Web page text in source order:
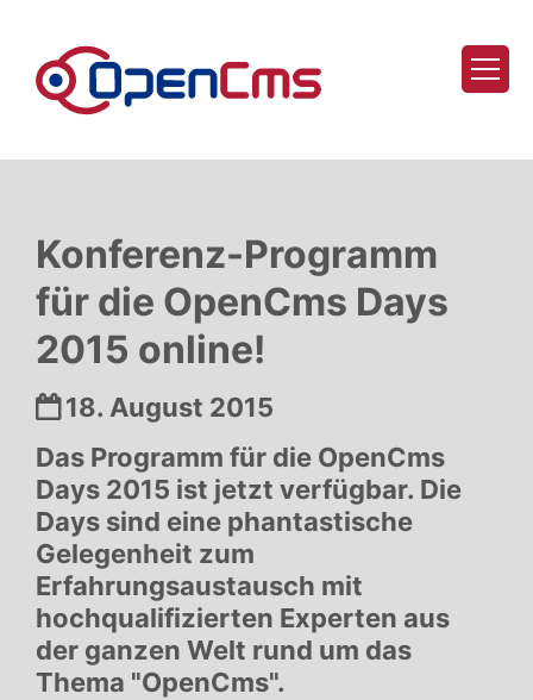
Konferenz-Programm
für die OpenCms Days
2015 online!
Datum:
18. August 2015
Das Programm für die OpenCms
Days 2015 ist jetzt verfügbar. Die
Days sind eine phantastische
Gelegenheit zum
Erfahrungsaustausch mit
hochqualifizierten Experten aus
der ganzen Welt rund um das
Thema "OpenCms".